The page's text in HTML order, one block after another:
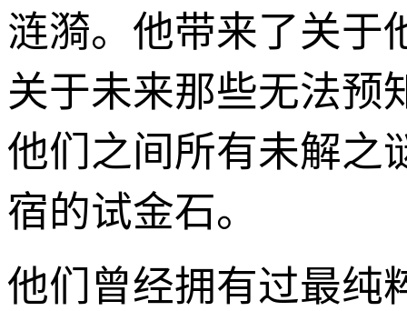
涟漪。他带来了关于
关于未来那些无法预
他们之间所有未解之
宿的试金石。
他们曾经拥有过最纯